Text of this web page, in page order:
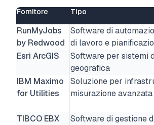
Fornitore Tipo
RunMyJobs
by Redwood
Software di
di lavoro e
Esri ArcGIS
Software per sistemi
geografica
IBM Maximo
for Utilities
Soluzione per
misurazione avanzata
TIBCO EBX
Software di gestione